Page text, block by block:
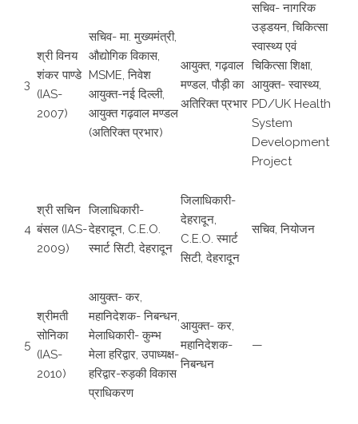
3
श्री विनय
शंकर पाण्डे
(IAS-
2007)
सचिव- मा. मुख्यमंत्री,
औद्योगिक विकास,
MSME, निवेश
आयुक्त-नई दिल्ली,
आयुक्त गढ़वाल मण्डल
(अतिरिक्त प्रभार)
आयुक्त, गढ़वाल
मण्डल, पौड़ी का
अतिरिक्त प्रभार
सचिव- नागरिक
उड्डयन, चिकित्सा
स्वास्थ्य एवं
चिकित्सा शिक्षा,
आयुक्त- स्वास्थ्य,
PD/UK Health
System
Development
Project
4
श्री सचिन
बंसल (IAS-
2009)
जिलाधिकारी-
देहरादून, C.E.O.
स्मार्ट सिटी, देहरादून
जिलाधिकारी-
देहरादून,
C.E.O. स्मार्ट
सिटी, देहरादून
सचिव, नियोजन
5
श्रीमती
सोनिका
(IAS-
2010)
आयुक्त- कर,
महानिदेशक- निबन्धन,
मेलाधिकारी- कुम्भ
मेला हरिद्वार, उपाध्यक्ष-
हरिद्वार-रुड़की विकास
प्राधिकरण
आयुक्त- कर,
महानिदेशक-
निबन्धन
—